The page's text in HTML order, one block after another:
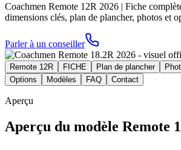
Coachmen Remote 12R 2026 | Fiche
dimensions clés, plan de plancher, photos et
Parler à un conseiller
Remote 12R FICHE Plan de plancher
Options
Modèles FAQ Contact
Aperçu
Aperçu du modèle Remote